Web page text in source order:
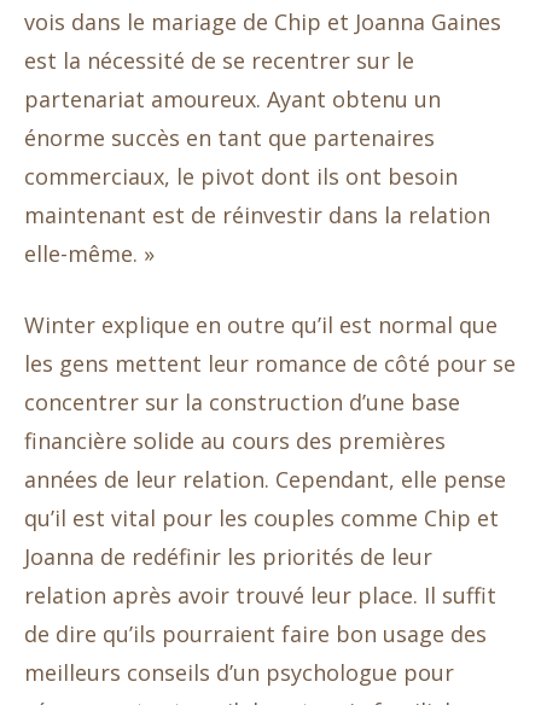
vois dans le mariage de Chip et Joanna Gaines
est la nécessité de se recentrer sur le
partenariat amoureux. Ayant obtenu un
énorme succès en tant que partenaires
commerciaux, le pivot dont ils ont besoin
maintenant est de réinvestir dans la relation
elle-même. »
Winter explique en outre qu’il est normal que
les gens mettent leur romance de côté pour se
concentrer sur la construction d’une base
financière solide au cours des premières
années de leur relation. Cependant, elle pense
qu’il est vital pour les couples comme Chip et
Joanna de redéfinir les priorités de leur
relation après avoir trouvé leur place. Il suffit
de dire qu’ils pourraient faire bon usage des
meilleurs conseils d’un psychologue pour